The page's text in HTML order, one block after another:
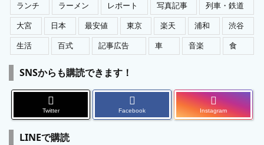
ランチ
ラーメン レポート 写真記事
列車・鉄道
大宮
日本 最安値 東京 楽天 浦和
渋谷
生活
百式 記事広告 車 音楽 食
SNSからも購読できます！
Twitter Facebook Instagram
LINEで購読